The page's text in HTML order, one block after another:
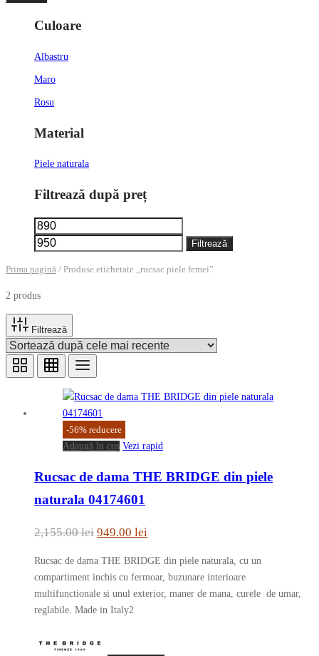
Culoare
Albastru
Maro
Rosu
Material
Piele naturala
Filtrează după preț
Preț
minim
maxim
Filtrează
Prima pagină /Produse etichetate „rucsac piele femei”
2 produs
Filtrează
-56% reducere
Adaugă în coș Vezi rapid
Rucsac de dama THE BRIDGE din piele
naturala 04174601
2,155.00lei Prețul
fost:
2,155.00 lei.
949.00 lei
este:
949.00 lei.
Rucsac de dama THE BRIDGE din piele naturala, cu un
compartiment inchis cu fermoar, buzunare interioare
multifunctionale si unul exterior, maner de mana, curele de umar,
reglabile. Made in Italy2